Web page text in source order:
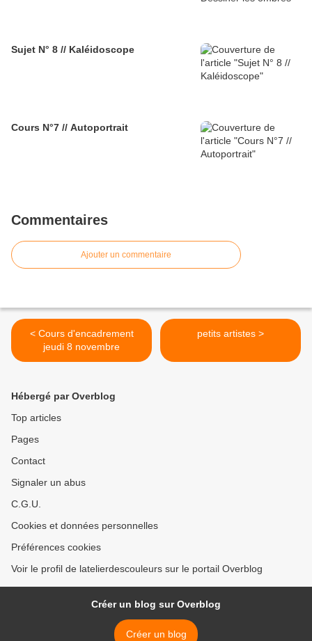
Sujet N° 8 // Kaléidoscope
Cours N°7 // Autoportrait
Commentaires
Ajouter un commentaire
< Cours d'encadrement
jeudi 8 novembre
petits artistes >
Hébergé par Overblog
Top articles
Pages
Contact
Signaler un abus
C.G.U.
Cookies et données personnelles
Préférences cookies
Voir le profil de latelierdescouleurs sur le portail Overblog
Créer un blog sur Overblog
Créer un blog